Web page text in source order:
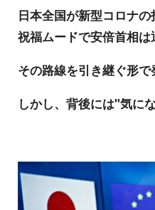
日本全国が新型コロナ
祝福ムードで安倍首相は
その路線を引き継ぐ形で
しかし、背後には"気に